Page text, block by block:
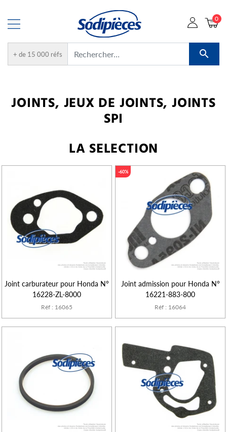
+ de 15 000 réfs 
0
JOINTS, JEUX DE JOINTS, JOINTS
SPI
LA SELECTION
Joint carburateur pour Honda N°
16228-ZL-8000
Réf : 16065
Joint admission pour Honda N°
16221-883-800
Réf : 16064
-60%